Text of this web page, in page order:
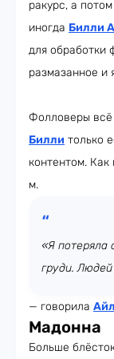
ракурс, а
иногда Билли
для обработки
размазанное и
Фолловеры всё
Билли только
контентом.
м.
«Я потеряла
груди.
— говорила
Мадонна
Больше